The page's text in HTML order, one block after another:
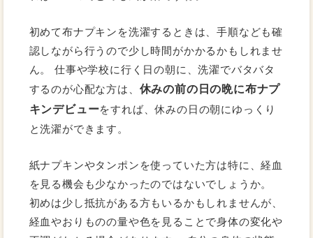
初めて布ナプキンを洗濯するときは、手順なども確
認しながら行うので少し時間がかかるかもしれませ
ん。 仕事や学校に行く日の朝に、洗濯でバタバタ
するのが心配な方は、 休みの前の日の晩に布ナプ
キンデビューをすれば、休みの日の朝にゆっくり
と洗濯ができます。
紙ナプキンやタンポンを使っていた方は特に、経血
を見る機会も少なかったのではないでしょうか。
初めは少し抵抗がある方もいるかもしれませんが、
経血やおりものの量や色を見ることで身体の変化や